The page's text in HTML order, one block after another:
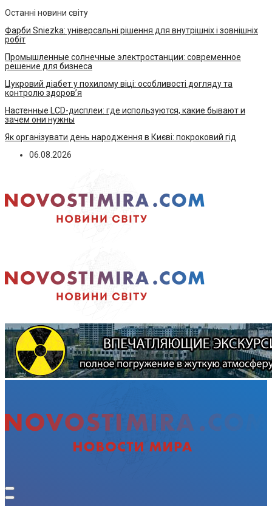
Останні новини світу
Фарби Sniezka: універсальні рішення для внутрішніх і зовнішніх
робіт
Промышленные солнечные электростанции: современное
решение для бизнеса
Цукровий діабет у похилому віці: особливості догляду та
контролю здоров’я
Настенные LCD-дисплеи: где используются, какие бывают и
зачем они нужны
Як організувати день народження в Києві: покроковий гід
06.08.2026